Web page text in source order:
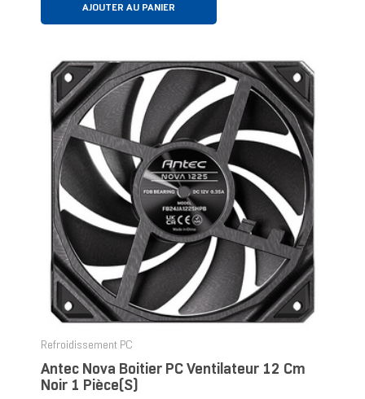
AJOUTER AU PANIER
Refroidissement PC
Antec Nova Boitier PC Ventilateur 12 Cm
Noir 1 Pièce(s)